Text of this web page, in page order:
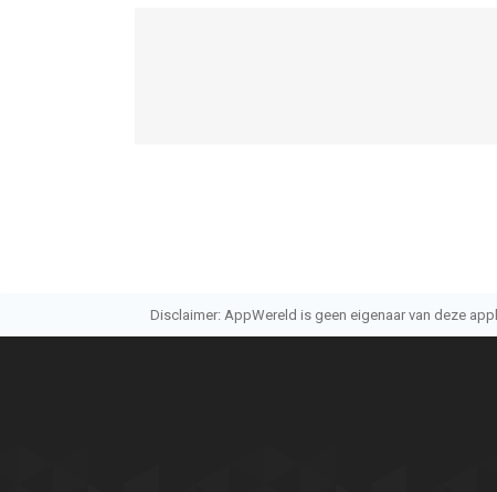
Disclaimer: AppWereld is geen eigenaar van deze